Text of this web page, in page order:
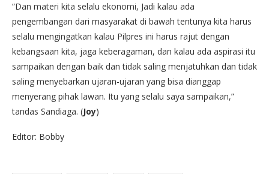
“Dan materi kita selalu ekonomi, Jadi kalau ada
pengembangan dari masyarakat di bawah tentunya kita harus
selalu mengingatkan kalau Pilpres ini harus rajut dengan
kebangsaan kita, jaga keberagaman, dan kalau ada aspirasi itu
sampaikan dengan baik dan tidak saling menjatuhkan dan tidak
saling menyebarkan ujaran-ujaran yang bisa dianggap
menyerang pihak lawan. Itu yang selalu saya sampaikan,”
tandas Sandiaga. (Joy)
Editor: Bobby